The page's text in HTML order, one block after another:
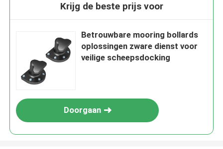
Krijg de beste prijs voor
Betrouwbare mooring bollards
oplossingen zware dienst voor
veilige scheepsdocking
Doorgaan